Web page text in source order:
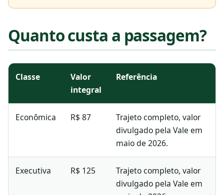
Quanto custa a passagem?
Tarifas de referência para o trajeto completo entre
Classe
Valor
integral
Referência
Econômica R$ 87
Trajeto completo, valor
divulgado pela Vale em
maio de 2026.
Executiva R$ 125
Trajeto completo, valor
divulgado pela Vale em